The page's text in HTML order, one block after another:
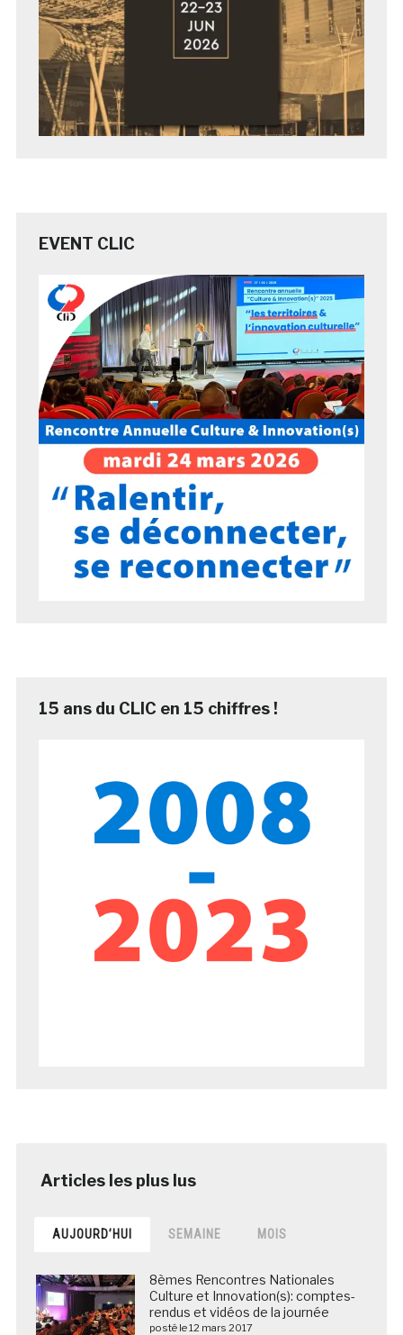
EVENT CLIC
15 ans du CLIC en 15 chiffres !
AUJOURD’HUI SEMAINE MOIS
8èmes Rencontres Nationales
Culture et Innovation(s): comptes-
rendus et vidéos de la journée
posté le 12 mars 2017